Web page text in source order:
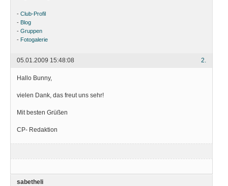
- Club-Profil
- Blog
- Gruppen
- Fotogalerie
2.
05.01.2009 15:48:08
Hallo Bunny,
vielen Dank, das freut uns sehr!
Mit besten Grüßen
CP- Redaktion
sabetheli